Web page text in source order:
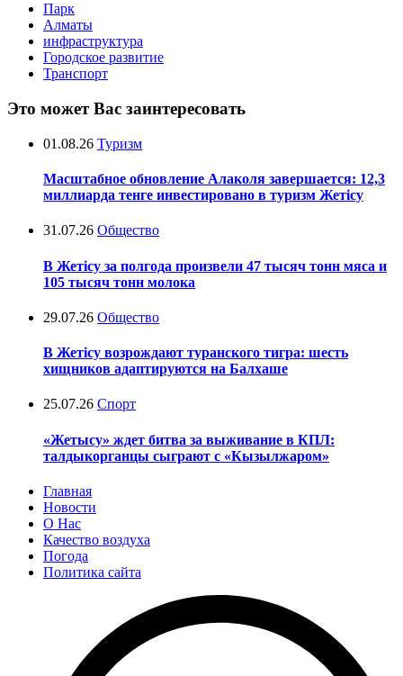
Парк
Алматы
инфраструктура
Городское развитие
Транспорт
Это может Вас заинтересовать
01.08.26 Туризм
Масштабное обновление Алаколя завершается: 12,3
миллиарда тенге инвестировано в туризм Жетісу
31.07.26 Общество
В Жетісу за полгода произвели 47 тысяч тонн мяса и
105 тысяч тонн молока
29.07.26 Общество
В Жетісу возрождают туранского тигра: шесть
хищников адаптируются на Балхаше
25.07.26 Спорт
«Жетысу» ждет битва за выживание в КПЛ:
талдыкорганцы сыграют с «Кызылжаром»
Главная
Новости
О Нас
Качество воздуха
Погода
Политика сайта